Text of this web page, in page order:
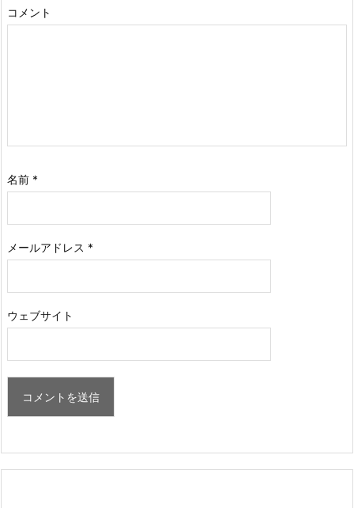
コメント
名前 *
メールアドレス *
ウェブサイト